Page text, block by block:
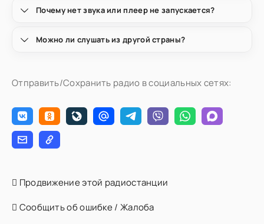
Почему нет звука или плеер не запускается?
Можно ли слушать из другой страны?
Отправить/Сохранить радио в социальных сетях:
Продвижение этой радиостанции
Сообщить об ошибке / Жалоба